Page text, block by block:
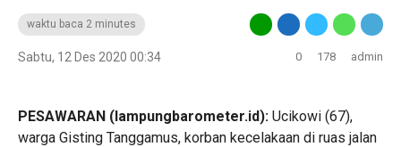
waktu baca 2 minutes
Sabtu, 12 Des 2020 00:34 0 178 admin
PESAWARAN (lampungbarometer.id): Ucikowi (67),
warga Gisting Tanggamus, korban kecelakaan di ruas jalan